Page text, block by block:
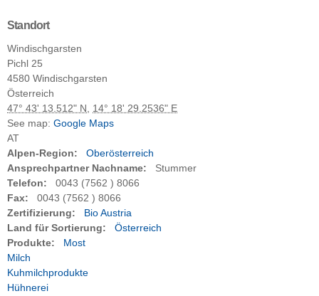
Standort
Windischgarsten
Pichl 25
4580 Windischgarsten
Österreich
47° 43' 13.512" N
14° 18' 29.2536" E
See map: Google Maps
AT
Alpen-Region:
Oberösterreich
Ansprechpartner Nachname:
Stummer
Telefon:
0043 (7562 ) 8066
Fax:
0043 (7562 ) 8066
Zertifizierung:
Bio Austria
Land für Sortierung:
Österreich
Produkte:
Most
Milch
Kuhmilchprodukte
Hühnerei